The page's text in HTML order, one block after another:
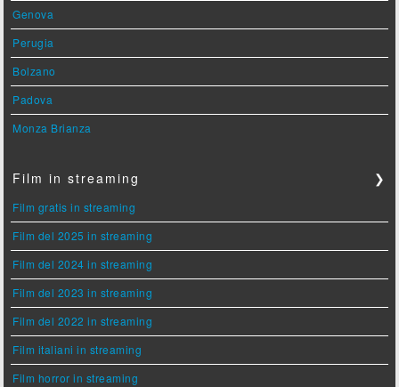
Genova
Perugia
Bolzano
Padova
Monza Brianza
Film in streaming ❯
Film gratis in streaming
Film del 2025 in streaming
Film del 2024 in streaming
Film del 2023 in streaming
Film del 2022 in streaming
Film italiani in streaming
Film horror in streaming